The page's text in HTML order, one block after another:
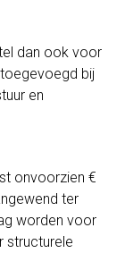
dan ook voor
bij
en
onvoorzien €
ter
worden voor
structurele